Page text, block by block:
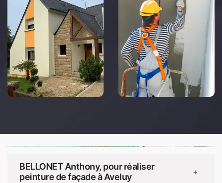
BELLONET Anthony, pour réaliser
peinture de façade à Aveluy
+